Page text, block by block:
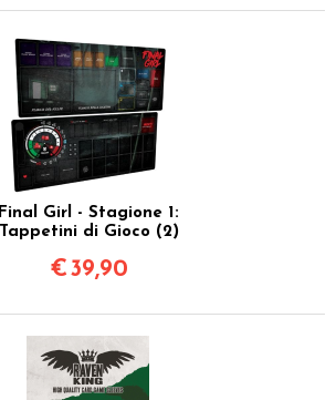
Final Girl - Stagione 1:
Tappetini di Gioco (2)
€39,90